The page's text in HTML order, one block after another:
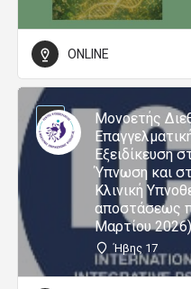
ONLINE
Μονοετής
Εξειδίκευση
Ύπνωση και
Κλινική
αποστάσεως
Μαρτίου 2026)
Ήβης 17